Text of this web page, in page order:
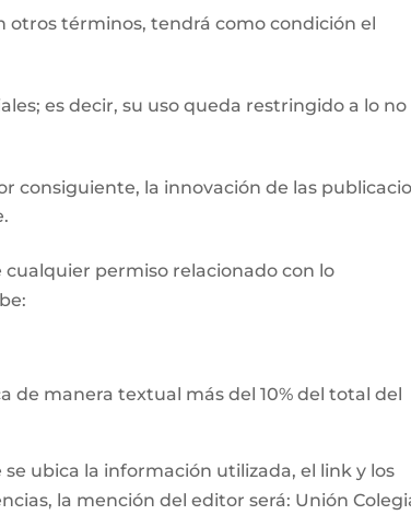
otros términos, tendrá como condición el
es decir, su uso queda restringido a lo no
consiguiente, la innovación de las
cualquier permiso relacionado con lo
manera textual más del 10% del total del
ubica la información utilizada, el link y los
la mención del editor será: Unión